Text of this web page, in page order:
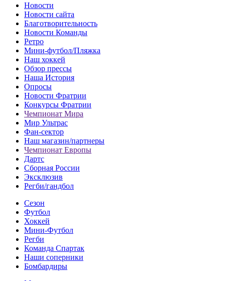
Новости
Новости сайта
Благотворительность
Новости Команды
Ретро
Мини-футбол/Пляжка
Наш хоккей
Обзор прессы
Наша История
Опросы
Новости Фратрии
Конкурсы Фратрии
Чемпионат Мира
Мир Ультрас
Фан-cектор
Наш магазин/партнеры
Чемпионат Европы
Дартс
Сборная России
Эксклюзив
Регби/гандбол
Сезон
Футбол
Хоккей
Мини-Футбол
Регби
Команда Спартак
Наши соперники
Бомбардиры